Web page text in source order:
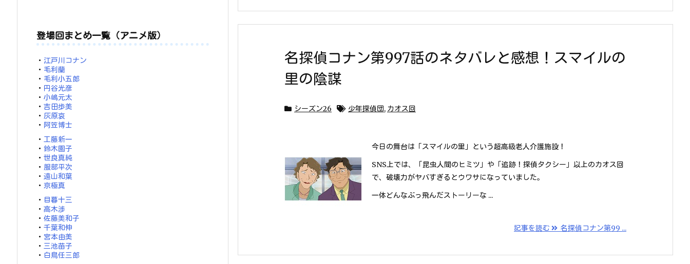
名探偵コナン第997話のネタバレと感想！スマイルの
里の陰謀
シーズン26 少年探偵団, カオス回
今日の舞台は「スマイルの里」という超高級老人介護施設！
SNS上では、「昆虫人間のヒミツ」や「追跡！探偵タクシー」以上のカオス回
で、破壊力がヤバすぎるとウワサになっていました。
一体どんなぶっ飛んだストーリーな ...
記事を読む 名探偵コナン第99 ...
登場回まとめ一覧（アニメ版）
・ 江戸川コナン
・ 毛利蘭
・ 毛利小五郎
・ 円谷光彦
・ 小嶋元太
・ 吉田歩美
・ 灰原哀
・ 阿笠博士
・ 工藤新一
・ 鈴木園子
・ 世良真純
・ 服部平次
・ 遠山和葉
・ 京極真
・ 目暮十三
・ 高木渉
・ 佐藤美和子
・ 千葉和伸
・ 宮本由美
・ 三池苗子
・ 白鳥任三郎